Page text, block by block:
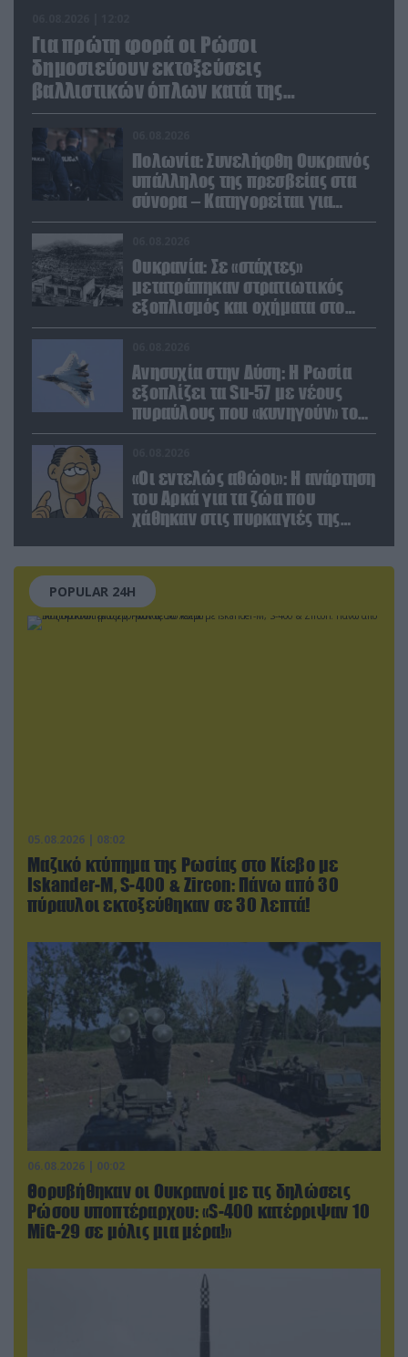
Για πρώτη φορά οι Ρώσοι
δημοσιεύουν εκτοξεύσεις
βαλλιστικών όπλων κατά της
Ουκρανίας
Πολωνία: Συνελήφθη Ουκρανός
υπάλληλος της πρεσβείας στα
σύνορα – Κατηγορείται για
μεταφορά μεγάλων ποσών και
Ουκρανία: Σε «στάχτες»
μετατράπηκαν στρατιωτικός
εξοπλισμός και οχήματα στο
Κίεβο μετά από ρωσικά
Ανησυχία στην Δύση: H Ρωσία
εξοπλίζει τα Su-57 με νέους
πυραύλους που «κυνηγούν» τον
στόχο μέσα από παρεμβολές!
«Οι εντελώς αθώοι»: Η ανάρτηση
του Αρκά για τα ζώα που
χάθηκαν στις πυρκαγιές της
POPULAR 24H
05.08.2026 | 08:02
Μαζικό κτύπημα της Ρωσίας στο Κίεβο με
Iskander-Μ, S-400 & Zircon: Πάνω από 30
πύραυλοι εκτοξεύθηκαν σε 30 λεπτά!
06.08.2026 | 00:02
Θορυβήθηκαν οι Ουκρανοί με τις δηλώσεις
Ρώσου υποπτέραρχου: «S-400 κατέρριψαν 10
MiG-29 σε μόλις μια μέρα!»